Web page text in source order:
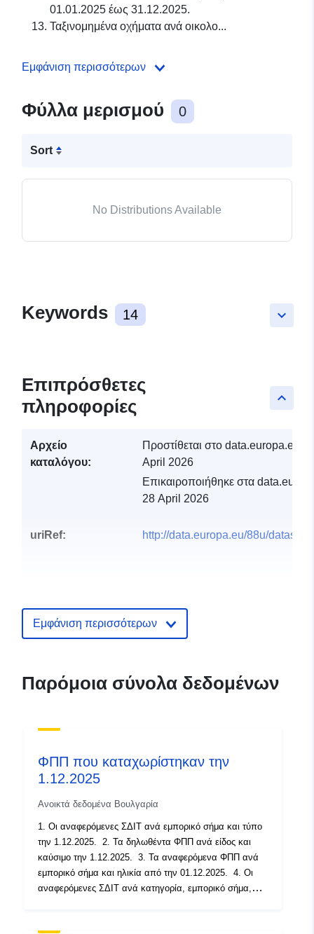
01.01.2025 έως 31.12.2025.
Ταξινομημένα οχήματα ανά οικολο...
Εμφάνιση περισσότερων
Φύλλα μερισμού 0
Sort
No Distributions Available
keyboard_arrow_down
Keywords 14
keyboard_arrow_up
Επιπρόσθετες
πληροφορίες
Αρχείο
καταλόγου:
Προστίθεται στο data.europa.eu:
April 2026
Επικαιροποιήθηκε στα
28 April 2026
uriRef: http://data.europa.eu/88u/dataset/
Εμφάνιση περισσότερων
Παρόμοια σύνολα δεδομένων
ΦΠΠ που καταχωρίστηκαν την
1.12.2025
Ανοικτά δεδομένα Βουλγαρία
1. Οι αναφερόμενες ΣΔΙΤ ανά εμπορικό σήμα και τύπο
την 1.12.2025. 2. Τα δηλωθέντα ΦΠΠ ανά είδος και
καύσιμο την 1.12.2025. 3. Τα αναφερόμενα ΦΠΠ ανά
εμπορικό σήμα και ηλικία από την 01.12.2025. 4. Οι
αναφερόμενες ΣΔΙΤ ανά κατηγορία, εμπορικό σήμα,